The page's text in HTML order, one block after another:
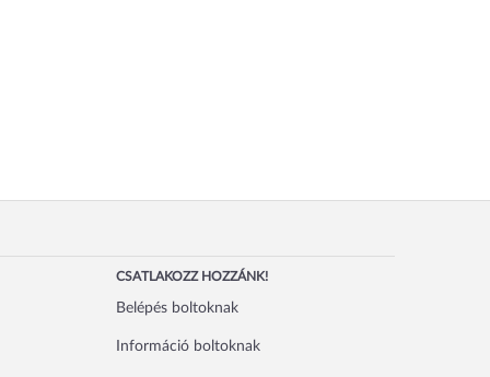
CSATLAKOZZ HOZZÁNK!
Belépés boltoknak
Információ boltoknak